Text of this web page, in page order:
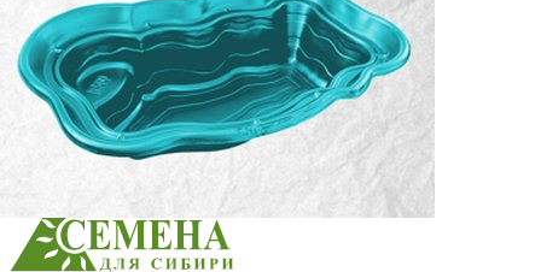
Посадочный материал
Садовый инструмент, инвентарь
Консервирование
Средства защиты, удобрения, добавки, химия
Обустройство сада, декор